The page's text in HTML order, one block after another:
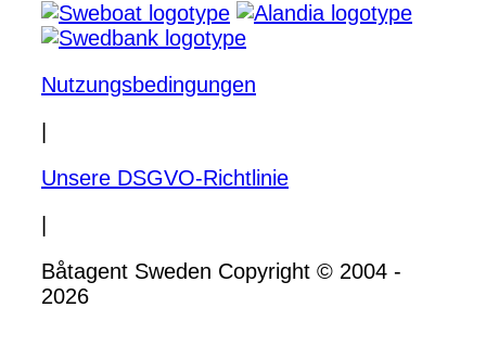
Nutzungsbedingungen
Unsere DSGVO-Richtlinie
Båtagent Sweden Copyright © 2004 -
2026